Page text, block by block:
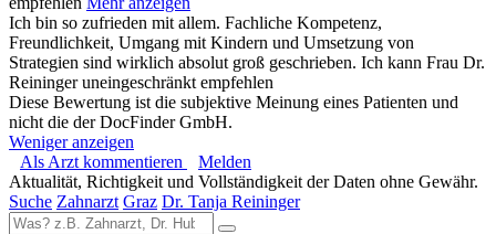
Ich bin so zufrieden mit allem. Fachliche Kompetenz,
Freundlichkeit, Umgang mit Kindern und Umsetzung von
Strategien sind wirklich absolut groß geschrieben. Ich kann Frau Dr.
Reininger uneingeschränkt empfehlen
Diese Bewertung ist die subjektive Meinung eines Patienten und
nicht die der DocFinder GmbH.
Weniger anzeigen
Als Arzt kommentieren
Melden
Aktualität, Richtigkeit und Vollständigkeit der Daten ohne Gewähr.
Suche Zahnarzt Graz Dr. Tanja Reininger